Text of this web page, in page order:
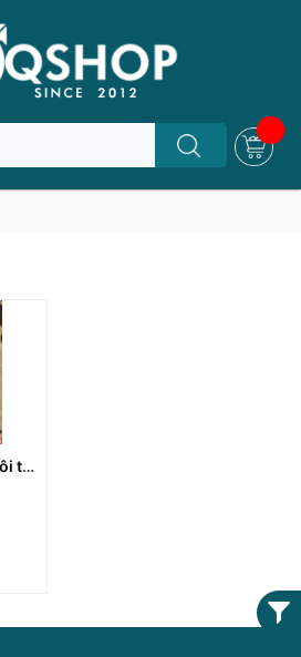
TC124CB5 - Combo 5 đôi tất vớ nam nữ cổ thấp